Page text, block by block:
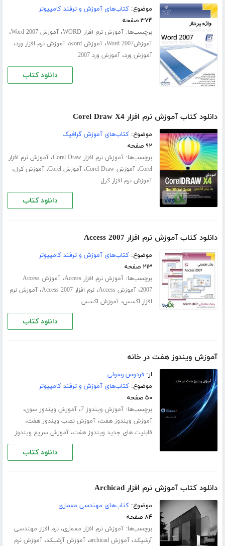
موضوع:کتاب‌های آموزش و ترفند کامپیوتر
۳۷۴ صفحه
برچسب‌ها:آموزش نرم افزار WORD ،آموزش Word 2007 ،
آموزشWord 2007 ،آموزش word ،آموزش نرم افزار ورد،
آموزش ورد،آموزش ورد 2007
دانلود کتاب
دانلود کتاب آموزش نرم افزار Corel Draw X4
موضوع:کتاب‌های آموزش گرافیک
۹۲ صفحه
برچسب‌ها:آموزش نرم افزار Corel Draw ،آموزش نرم افزار
Corel،آموزش Corel Draw ،آموزش Corel ،آموزش کرل،
آموزش نرم افزار کرل
دانلود کتاب
دانلود کتاب آموزش نرم افزار Access 2007
موضوع:کتاب‌های آموزش و ترفند کامپیوتر
۲۱۳ صفحه
برچسب‌ها:آموزش نرم افزار Access ،
آموزش Access
2007،آموزش Access ،نرم افزار Access 2007 ،آموزش نرم
افزار اکسس،آموزش اکسس
دانلود کتاب
آموزش ویندوز هفت در خانه
از:فردوس رسولی
موضوع:کتاب‌های آموزش و ترفند کامپیوتر
۵۰ صفحه
برچسب‌ها:آموزش ویندوز 7 ،آموزش ویندوز سون،
آموزش ویندوز هفت،آموزش نصب ویندوز هفت،
قابلیت های جدید ویندوز هفت،آموزش سریع ویندوز
دانلود کتاب
دانلود کتاب آموزش نرم افزار Archicad
موضوع:کتاب‌های مهندسی معماری
۸۴ صفحه
برچسب‌ها:آموزش نرم افزار معماری،نرم افزار مهندسی
آرشیکد،آموزش archicad ،آموزش آرشیکد،آموزش نرم